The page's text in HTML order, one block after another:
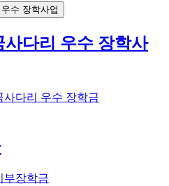
수 장학사업
사다리 우수 장학사
사다리 우수 장학금
부장학금